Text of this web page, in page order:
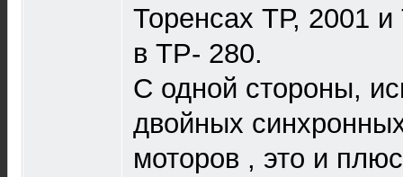
Торенсах ТР, 2001
в ТР- 280.
С одной стороны,
двойных
моторов , это и